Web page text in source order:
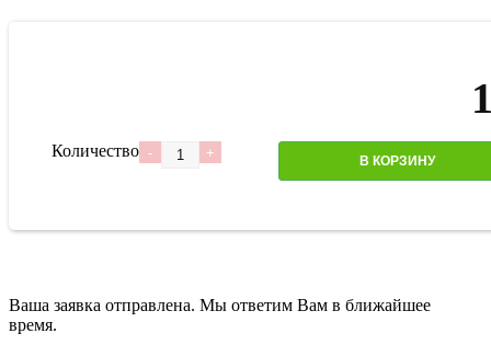
Количество
В КОРЗИНУ
Ваша заявка отправлена. Мы ответим Вам в ближайшее
время.